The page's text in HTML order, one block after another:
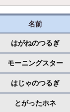
名前
はがねのつるぎ
モーニングスター
はじゃのつるぎ
とがったホネ